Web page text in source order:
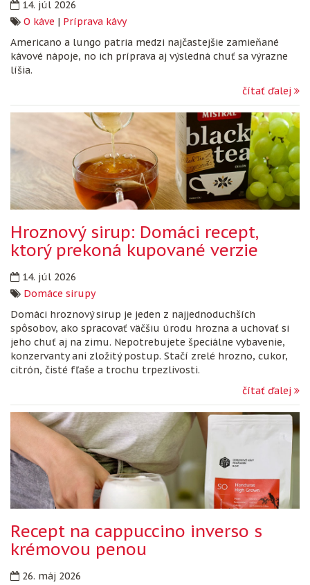
14. júl 2026
O káve | Príprava kávy
Americano a lungo patria medzi najčastejšie zamieňané
kávové nápoje, no ich príprava aj výsledná chuť sa výrazne
líšia.
čítať ďalej
Hroznový sirup: Domáci recept,
ktorý prekoná kupované verzie
14. júl 2026
Domáce sirupy
Domáci hroznový sirup je jeden z najjednoduchších
spôsobov, ako spracovať väčšiu úrodu hrozna a uchovať si
jeho chuť aj na zimu. Nepotrebujete špeciálne vybavenie,
konzervanty ani zložitý postup. Stačí zrelé hrozno, cukor,
citrón, čisté fľaše a trochu trpezlivosti.
čítať ďalej
Recept na cappuccino inverso s
krémovou penou
26. máj 2026